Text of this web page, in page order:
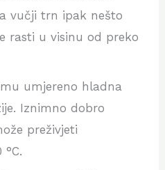
vučji trn ipak nešto
rasti u visinu od preko
umjereno hladna
Iznimno dobro
preživjeti